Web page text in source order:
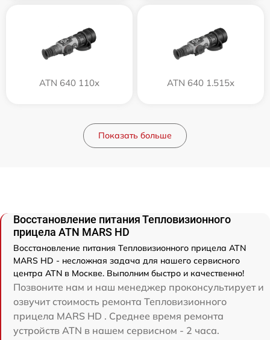
ATN 640 110x ATN 640 1.515x
Показать больше
Восстановление питания Тепловизионного
прицела ATN MARS HD
Восстановление питания Тепловизионного прицела ATN
MARS HD - несложная задача для нашего сервисного
центра ATN в Москве. Выполним быстро и качественно!
Позвоните нам и наш менеджер проконсультирует и
озвучит стоимость ремонта Тепловизионного
прицела MARS HD . Среднее время ремонта
устройств ATN в нашем сервисном - 2 часа.